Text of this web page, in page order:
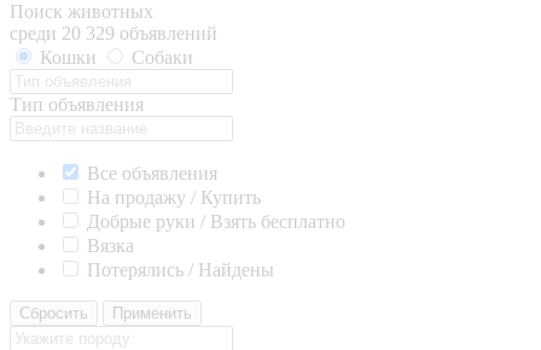
Поиск животных
среди 20 329 объявлений
Кошки
Собаки
Тип объявления
Все объявления
На продажу / Купить
Добрые руки / Взять бесплатно
Вязка
Потерялись / Найдены
Сбросить Применить